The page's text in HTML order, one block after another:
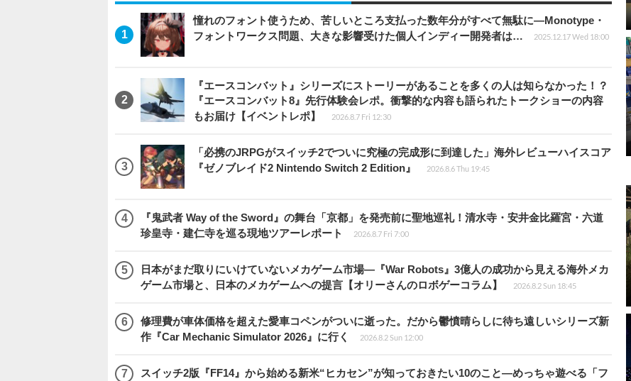
憧れのフォント使うため、苦しいところ支払った数年分がすべて無駄に―Monotype・
フォントワークス問題、大きな影響受けた個人インディー開発者は…
2025.12.17 Wed 18:00
『エースコンバット』シリーズにストーリーがあることを多くの人は知らなかった！？
『エースコンバット8』先行体験会レポ。衝撃的な内容も語られたトークショーの内容
もお届け【イベントレポ】
2026.8.7 Fri 12:30
「必携のJRPGがスイッチ2でついに究極の完成形に到達した」海外レビューハイスコア
『ゼノブレイド2 Nintendo Switch 2 Edition』
2026.8.6 Thu 19:45
『鬼武者 Way of the Sword』の舞台「京都」を発売前に聖地巡礼！清水寺・安井金比羅宮・六道
珍皇寺・建仁寺を巡る現地ツアーレポート
2026.8.7 Fri 7:00
日本がまだ取りにいけていないメカゲーム市場―『War Robots』3億人の成功から見える海外メカ
ゲーム市場と、日本のメカゲームへの提言【オリーさんのロボゲーコラム】
2026.8.2 Sun 18:45
修理費が車体価格を超えた愛車コペンがついに逝った。だから鬱憤晴らしに待ち遠しいシリーズ新
作『Car Mechanic Simulator 2026』に行く
2026.8.2 Sun 12:00
スイッチ2版『FF14』から始める新米“ヒカセン”が知っておきたい10のこと―めっちゃ遊べる「フ